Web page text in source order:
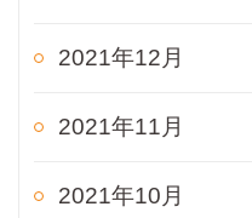
2021年12月
2021年11月
2021年10月